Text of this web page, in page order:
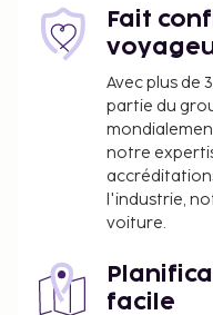
nombreux
caractérisent
Wi-Fi à Internet
et une télévision
déjeuner buffet
07 h 00 à 09 h 30.
Fait
Avec plus de
partie du
notre
l'industrie,
voiture.
facile